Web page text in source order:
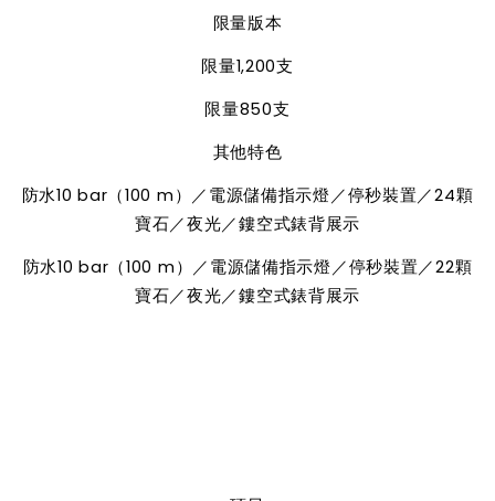
限量版本
限量1,200支
限量850支
其他特色
防水10 bar （100 m ）／電源儲備指示燈／停秒裝置／24顆
寶石／夜光／鏤空式錶背展示
防水10 bar （100 m ）／電源儲備指示燈／停秒裝置／22顆
寶石／夜光／鏤空式錶背展示